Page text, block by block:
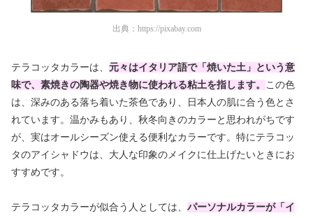
出典： https://pixabay.com
テラコッタカラーは、 元々はイタリア語で「焼いた土」という意
味で、素焼きの陶器や焼き物に使われる粘土を指します。
この色
は、深みのある落ち着いた茶色であり、日本人の肌に合う色とさ
れています。温かみもあり、秋冬向きのカラーと思われがちです
が、実はオールシーズン使える便利なカラーです。特にテラコッ
タのアイシャドウは、大人な印象のメイクに仕上げたいときにお
すすめです。
テラコッタカラーが似合う人としては、 パーソナルカラーが「イ